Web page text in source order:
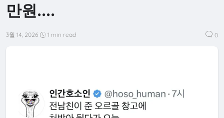
만원....
3월 14, 2026 1 min read 0